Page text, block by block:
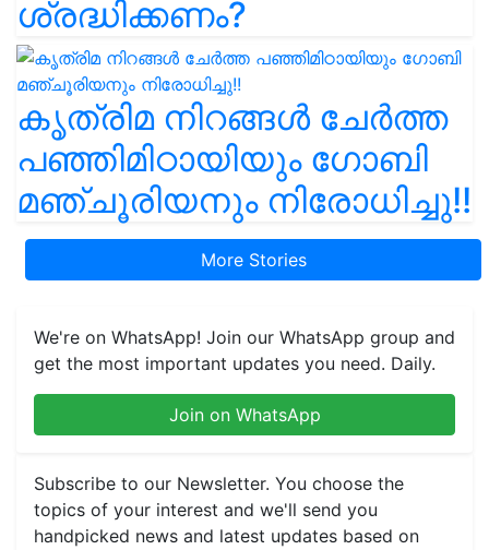
ശ്രദ്ധിക്കണം?
കൃത്രിമ നിറങ്ങൾ ചേർത്ത
പഞ്ഞിമിഠായിയും ഗോബി
മഞ്ചൂരിയനും നിരോധിച്ചു!!
More Stories
We're on WhatsApp! Join our WhatsApp group and
get the most important updates you need. Daily.
Join on WhatsApp
Subscribe to our Newsletter. You choose the
topics of your interest and we'll send you
handpicked news and latest updates based on